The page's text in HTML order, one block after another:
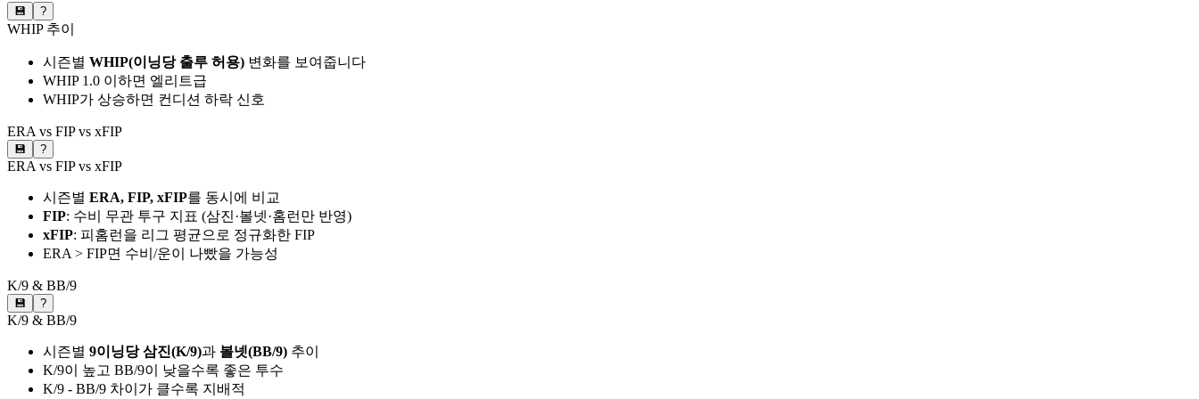
💾 ?
WHIP 추이
시즌별 WHIP(이닝당 출루 허용) 변화를 보여줍니다
WHIP 1.0 이하면 엘리트급
WHIP가 상승하면 컨디션 하락 신호
ERA vs FIP vs xFIP
💾 ?
ERA vs FIP vs xFIP
시즌별 ERA, FIP, xFIP를 동시에 비교
FIP: 수비 무관 투구 지표 (삼진·볼넷·홈런만 반영)
xFIP: 피홈런을 리그 평균으로 정규화한 FIP
ERA > FIP면 수비/운이 나빴을 가능성
K/9 & BB/9
💾 ?
K/9 & BB/9
시즌별 9이닝당 삼진(K/9)과 볼넷(BB/9) 추이
K/9이 높고 BB/9이 낮을수록 좋은 투수
K/9 - BB/9 차이가 클수록 지배적